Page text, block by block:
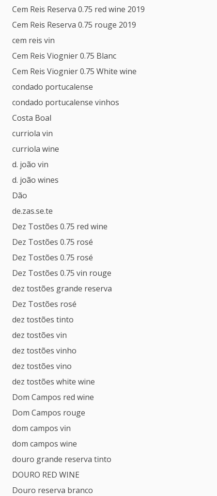
Cem Reis Reserva 0.75 red wine 2019
Cem Reis Reserva 0.75 rouge 2019
cem reis vin
Cem Reis Viognier 0.75 Blanc
Cem Reis Viognier 0.75 White wine
condado portucalense
condado portucalense vinhos
Costa Boal
curriola vin
curriola wine
d. joão vin
d. joão wines
Dão
de.zas.se.te
Dez Tostões 0.75 red wine
Dez Tostões 0.75 rosé
Dez Tostões 0.75 rosé
Dez Tostões 0.75 vin rouge
dez tostões grande reserva
Dez Tostões rosé
dez tostões tinto
dez tostões vin
dez tostões vinho
dez tostões vino
dez tostões white wine
Dom Campos red wine
Dom Campos rouge
dom campos vin
dom campos wine
douro grande reserva tinto
DOURO RED WINE
Douro reserva branco